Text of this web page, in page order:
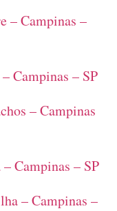
– Campinas –
Campinas – SP
– Campinas
Campinas – SP
– Campinas –